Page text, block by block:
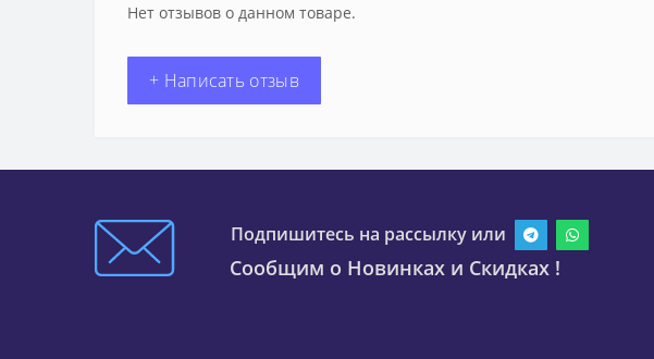
Нет отзывов о данном товаре.
+ Написать отзыв
Подпишитесь на рассылку или
Сообщим о Новинках и Скидках !